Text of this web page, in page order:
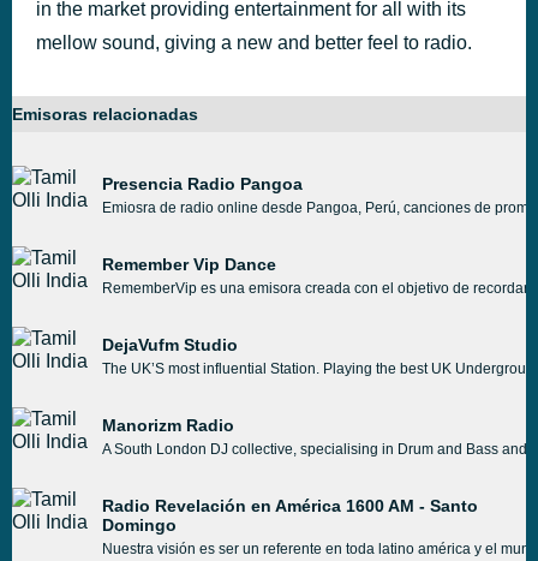
in the market providing entertainment for all with its
mellow sound, giving a new and better feel to radio.
Emisoras relacionadas
Presencia Radio Pangoa
Emiosra de radio online desde Pangoa, Perú, canciones de
Remember Vip Dance
RememberVip es una emisora creada con el objetivo de
DejaVufm Studio
The UK’S most influential Station. Playing the best UK
Manorizm Radio
A South London DJ collective, specialising in Drum and Bass
Radio Revelación en América 1600 AM - Santo
Domingo
Nuestra visión es ser un referente en toda latino américa y el